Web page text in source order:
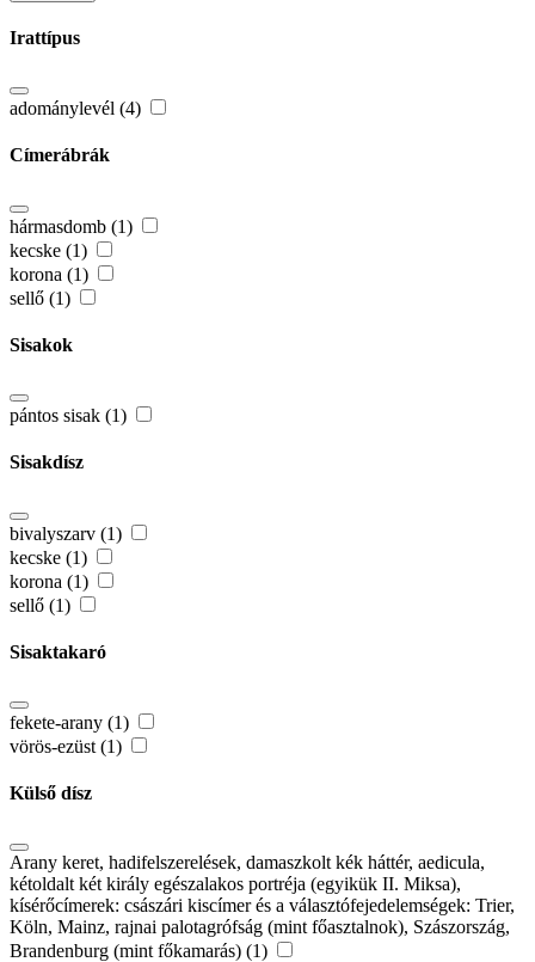
Irattípus
adománylevél (4)
Címerábrák
hármasdomb (1)
kecske (1)
korona (1)
sellő (1)
Sisakok
pántos sisak (1)
Sisakdísz
bivalyszarv (1)
kecske (1)
korona (1)
sellő (1)
Sisaktakaró
fekete-arany (1)
vörös-ezüst (1)
Külső dísz
Arany keret, hadifelszerelések, damaszkolt kék háttér, aedicula,
kétoldalt két király egészalakos portréja (egyikük II. Miksa),
kísérőcímerek: császári kiscímer és a választófejedelemségek: Trier,
Köln, Mainz, rajnai palotagrófság (mint főasztalnok), Szászország,
Brandenburg (mint főkamarás) (1)